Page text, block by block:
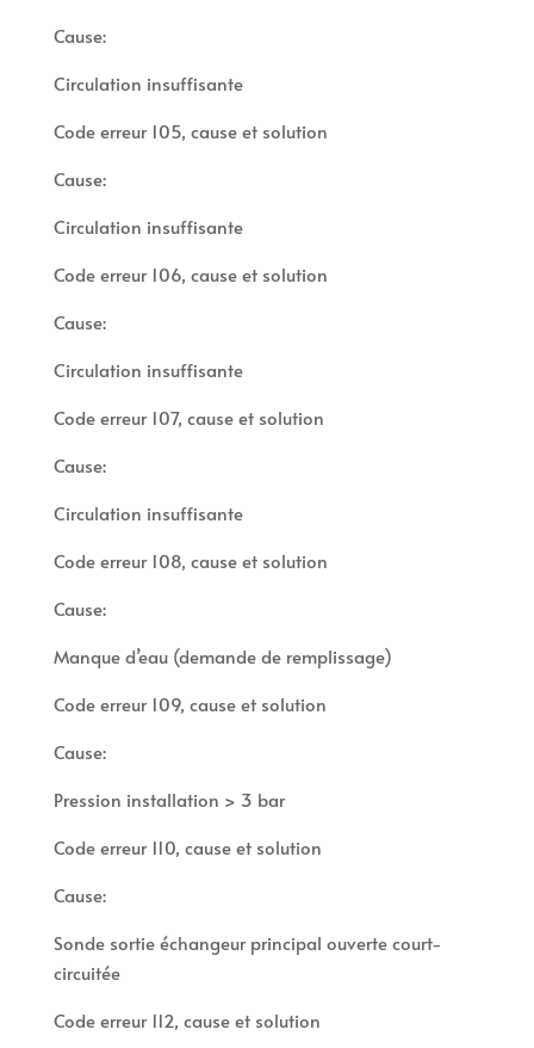
Cause:
Circulation insuffisante
Code erreur 105, cause et solution
Cause:
Circulation insuffisante
Code erreur 106, cause et solution
Cause:
Circulation insuffisante
Code erreur 107, cause et solution
Cause:
Circulation insuffisante
Code erreur 108, cause et solution
Cause:
Manque d’eau (demande de remplissage)
Code erreur 109, cause et solution
Cause:
Pression installation > 3 bar
Code erreur 110, cause et solution
Cause:
Sonde sortie échangeur principal ouverte court-
circuitée
Code erreur 112, cause et solution